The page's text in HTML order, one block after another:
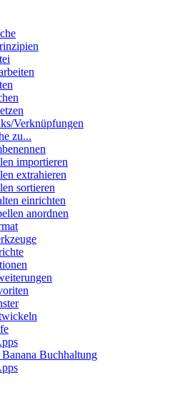
Verknüpfungen
zu...
importieren
extrahieren
sortieren
einrichten
anordnen
Buchhaltung